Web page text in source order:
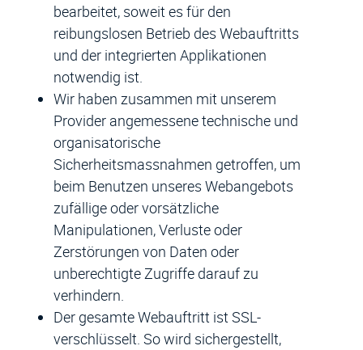
bearbeitet, soweit es für den
reibungslosen Betrieb des Webauftritts
und der integrierten Applikationen
notwendig ist.
Wir haben zusammen mit unserem
Provider angemessene technische und
organisatorische
Sicherheitsmassnahmen getroffen, um
beim Benutzen unseres Webangebots
zufällige oder vorsätzliche
Manipulationen, Verluste oder
Zerstörungen von Daten oder
unberechtigte Zugriffe darauf zu
verhindern.
Der gesamte Webauftritt ist SSL-
verschlüsselt. So wird sichergestellt,